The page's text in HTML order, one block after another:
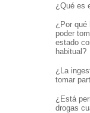
¿Qué es
¿Por qué
poder
estado
habitual?
¿La
tomar
¿Está
drogas